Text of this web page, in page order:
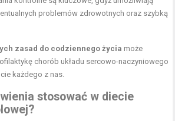
problemów zdrowotnych oraz szybką
zasad do codziennego życia może
chorób układu sercowo-naczyniowego
każdego z nas.
stosować w diecie